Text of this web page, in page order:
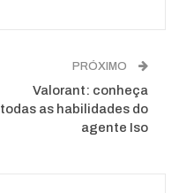
PRÓXIMO
Valorant: conheça
todas as habilidades do
agente Iso